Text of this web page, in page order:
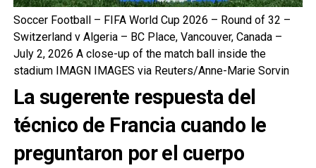
Soccer Football – FIFA World Cup 2026 – Round of 32 –
Switzerland v Algeria – BC Place, Vancouver, Canada –
July 2, 2026 A close-up of the match ball inside the
stadium IMAGN IMAGES via Reuters/Anne-Marie Sorvin
La sugerente respuesta del
técnico de Francia cuando le
preguntaron por el cuerpo